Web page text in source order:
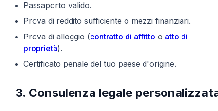
Passaporto valido.
Prova di reddito sufficiente o mezzi finanziari.
Prova di alloggio (contratto di affitto o atto di
proprietà).
Certificato penale del tuo paese d'origine.
3. Consulenza legale